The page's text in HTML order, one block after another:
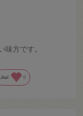
味方です。
0